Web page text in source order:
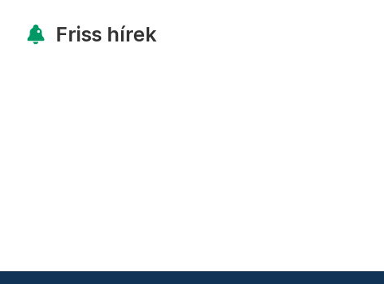
Friss hírek